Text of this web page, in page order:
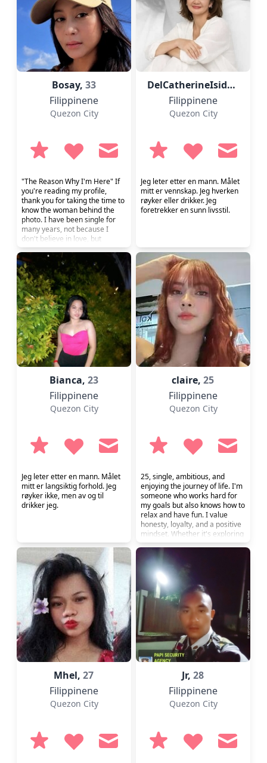
Bosay, 33
Filippinene
Quezon City
"The Reason Why I'm Here" If
you're reading my profile,
thank you for taking the time to
know the woman behind the
photo. I have been single for
many years, not because I
don't believe in love, but
because I refused to settle for
the wrong person. My heart
has been broken before, and
those experiences changed the
way I see relationships. They
taught me that love without
honesty, respect, and loyal...
DelCatherineIsidro,
Filippinene
Quezon City
Jeg leter etter en mann. Målet
mitt er vennskap. Jeg hverken
røyker eller drikker. Jeg
foretrekker en sunn livsstil.
Bianca, 23
Filippinene
Quezon City
Jeg leter etter en mann. Målet
mitt er langsiktig forhold. Jeg
røyker ikke, men av og til
drikker jeg.
claire,25
Filippinene
Quezon City
25, single, ambitious, and
enjoying the journey of life. I'm
someone who works hard for
my goals but also knows how to
relax and have fun. I value
honesty, loyalty, and a positive
mindset. Whether it's exploring
new places, trying something
different, or simply enjoying a
meaningful conversation, I'm
always up for making great
memories. I'm looking for a
man who is confident, kind-
hearted, and rea...
Mhel,27
Filippinene
Quezon City
Jr,28
Filippinene
Quezon City